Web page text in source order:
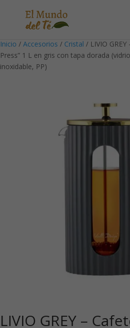
Inicio / Accesorios / Cristal / LIVIO
Press” 1 L en gris con tapa dorada
inoxidable, PP)
LIVIO GREY –